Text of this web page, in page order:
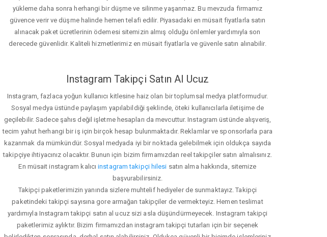
yükleme daha sonra herhangi bir düşme ve silinme yaşanmaz. Bu mevzuda firmamız
güvence verir ve düşme halinde hemen telafi edilir. Piyasadaki en müsait fiyatlarla satın
alınacak paket ücretlerinin ödemesi sitemizin almış olduğu önlemler yardımıyla son
derecede güvenlidir. Kaliteli hizmetlerimiz en müsait fiyatlarla ve güvenle satın alınabilir.
Instagram Takipçi Satın Al Ucuz
Instagram, fazlaca yoğun kullanıcı kitlesine haiz olan bir toplumsal medya platformudur.
Sosyal medya üstünde paylaşım yapılabildiği şeklinde, öteki kullanıcılarla iletişime de
geçilebilir. Sadece şahıs değil işletme hesapları da mevcuttur. Instagram üstünde alışveriş,
tecim yahut herhangi bir iş için birçok hesap bulunmaktadır. Reklamlar ve sponsorlarla para
kazanmak da mümkündür. Sosyal medyada iyi bir noktada gelebilmek için oldukça sayıda
takipçiye ihtiyacınız olacaktır. Bunun için bizim firmamızdan reel takipçiler satın almalısınız.
En müsait instagram kalıcıinstagram takipçi hilesi satın alma hakkında, sitemize
başvurabilirsiniz.
Takipçi paketlerimizin yanında sizlere muhtelif hediyeler de sunmaktayız. Takipçi
paketindeki takipçi sayısına gore armağan takipçiler de vermekteyiz. Hemen teslimat
yardımıyla Instagram takipçi satın al ucuz sizi asla düşündürmeyecek. Instagram takipçi
paketlerimiz aylıktır. Bizim firmamızdan instagram takipçi tutarları için bir seçenek